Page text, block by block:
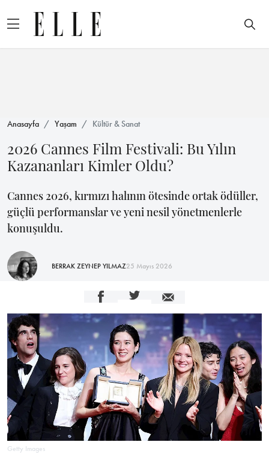
Anasayfa Yaşam Kültür & Sanat
2026 Cannes Film Festivali: Bu Yılın
Kazananları Kimler Oldu?
Cannes 2026, kırmızı halının ötesinde ortak ödüller,
güçlü performanslar ve yeni nesil yönetmenlerle
konuşuldu.
BERRAK ZEYNEP YILMAZ25 Mayıs 2026
Getty Images